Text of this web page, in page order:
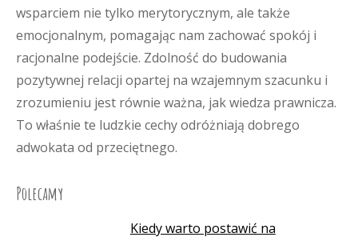
wsparciem nie tylko merytorycznym, ale także
emocjonalnym, pomagając nam zachować spokój i
racjonalne podejście. Zdolność do budowania
pozytywnej relacji opartej na wzajemnym szacunku i
zrozumieniu jest równie ważna, jak wiedza prawnicza.
To właśnie te ludzkie cechy odróżniają dobrego
adwokata od przeciętnego.
Polecamy
Kiedy warto postawić na